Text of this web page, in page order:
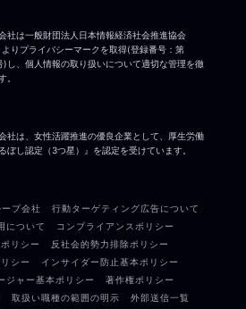
社は一般財団法人日本情報経済社会推進協会
よりプライバシーマークを取得(登録番号：第
)し、個人情報の取り扱いについて適切な管理を徹
。
社は、女性活躍推進の優良企業として、厚生労働
ぼし認定（3つ星）』を認定を受けています。
ープ会社
行動ターゲティング広告について
について
コンプライアンスポリシー
リシー
反社会的勢力排除ポリシー
シー
インサイダー防止基本ポリシー
ジャー基本ポリシー
著作権ポリシー
取扱い職種の範囲の明示
外部送信一覧